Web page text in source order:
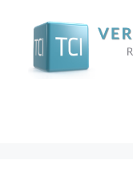
springen